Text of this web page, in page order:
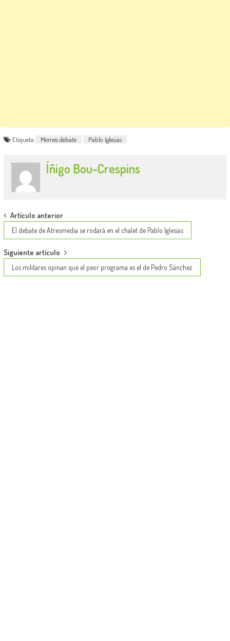
Etiqueta Memes debate Pablo Iglesias
Íñigo Bou-Crespins
Post
navigation
Artículo anterior
El debate de Atresmedia se rodará en el chalet de Pablo Iglesias
Siguiente artículo
Los militares opinan que el peor programa es el de Pedro Sánchez